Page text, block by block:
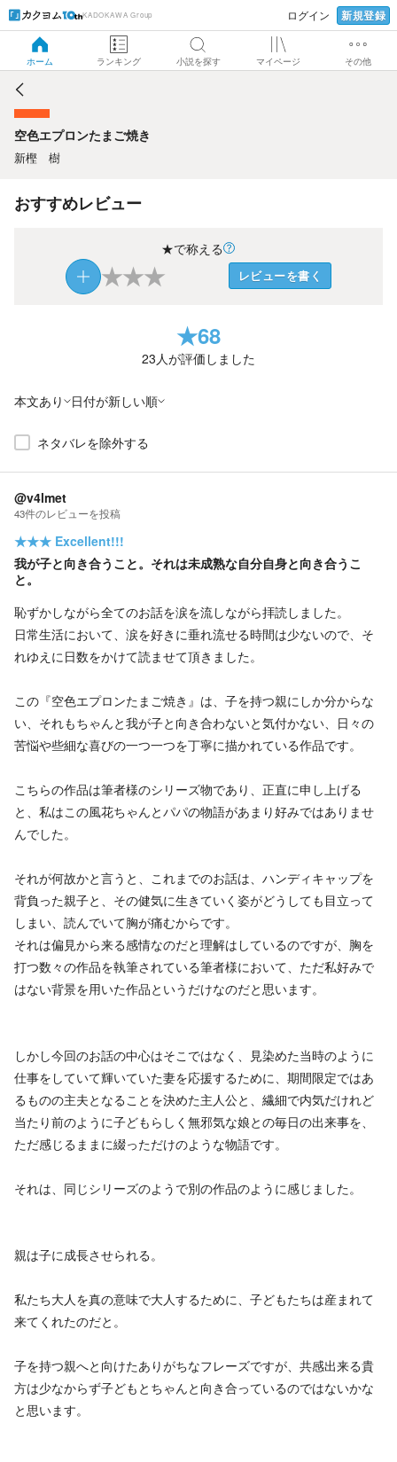
KADOKAWA Group ログイン 新規登録
ホーム ランキング 小説を探す マイページ その他
空色エプロンたまご焼き
空色エプロンたまご焼き
新樫 樹
おすすめレビュー
★で称える
★★★ レビューを書く
★68
23人が評価しました
本文あり 日付が新しい順
ネタバレを除外する
@v4lmet
43件のレビューを投稿
★★★ Excellent!!!
我が子と向き合うこと。それは未成熟な自分自身と向き合うこ
と。
恥ずかしながら全てのお話を涙を流しながら拝読しました。
日常生活において、涙を好きに垂れ流せる時間は少ないので、そ
れゆえに日数をかけて読ませて頂きました。
この『空色エプロンたまご焼き』は、子を持つ親にしか分からな
い、それもちゃんと我が子と向き合わないと気付かない、日々の
苦悩や些細な喜びの一つ一つを丁寧に描かれている作品です。
こちらの作品は筆者様のシリーズ物であり、正直に申し上げる
と、私はこの風花ちゃんとパパの物語があまり好みではありませ
んでした。
それが何故かと言うと、これまでのお話は、ハンディキャップを
背負った親子と、その健気に生きていく姿がどうしても目立って
しまい、読んでいて胸が痛むからです。
それは偏見から来る感情なのだと理解はしているのですが、胸を
打つ数々の作品を執筆されている筆者様において、ただ私好みで
はない背景を用いた作品というだけなのだと思います。
しかし今回のお話の中心はそこではなく、見染めた当時のように
仕事をしていて輝いていた妻を応援するために、期間限定ではあ
るものの主夫となることを決めた主人公と、繊細で内気だけれど
当たり前のように子どもらしく無邪気な娘との毎日の出来事を、
ただ感じるままに綴っただけのような物語です。
それは、同じシリーズのようで別の作品のように感じました。
親は子に成長させられる。
私たち大人を真の意味で大人するために、子どもたちは産まれて
来てくれたのだと。
子を持つ親へと向けたありがちなフレーズですが、共感出来る貴
方は少なからず子どもとちゃんと向き合っているのではないかな
と思います。